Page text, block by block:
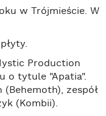
w Trójmieście. W
Production
o tytule "Apatia".
zespół
(Kombii).